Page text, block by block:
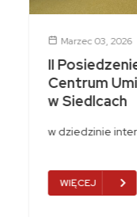
Marzec 03, 2026
II
Centrum
w Siedlcach
w dziedzinie
WIĘCEJ